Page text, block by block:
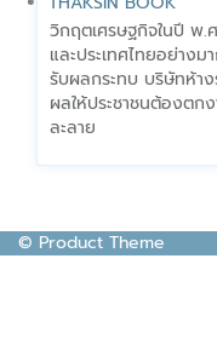
วิกฤตเศรษฐกิจในปี พ.
และประเทศไทยอย่างม
รับผลกระทบ บริษัทห้า
ผลให้ประชาชนต้องตก
ละลาย
© Product Theme